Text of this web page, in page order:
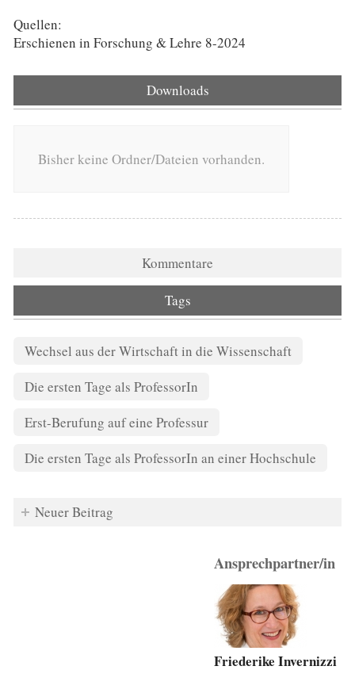
Quellen:
Erschienen in Forschung & Lehre 8-2024
Downloads
Bisher keine Ordner/Dateien vorhanden.
Kommentare
Tags
Wechsel aus der Wirtschaft in die Wissenschaft
Die ersten Tage als ProfessorIn
Erst-Berufung auf eine Professur
Die ersten Tage als ProfessorIn an einer Hochschule
Neuer Beitrag
Ansprechpartner/in
Friederike Invernizzi